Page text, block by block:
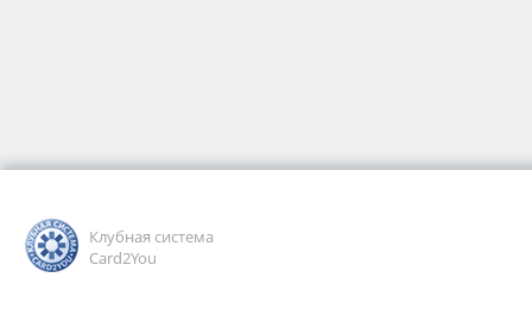
Клубная система
Card2You